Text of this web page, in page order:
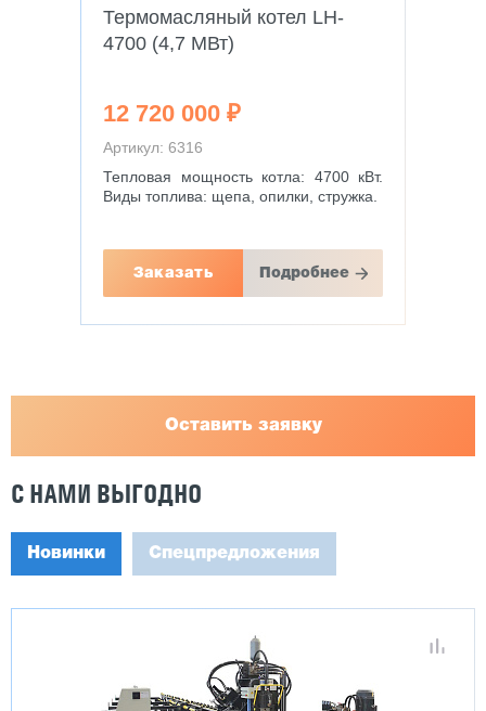
Термомасляный котел LH-
4700 (4,7 МВт)
12 720 000 ₽
Артикул: 6316
Тепловая мощность котла: 4700 кВт.
Виды топлива: щепа, опилки, стружка.
Заказать Подробнее
Оставить заявку
С НАМИ ВЫГОДНО
Новинки Спецпредложения